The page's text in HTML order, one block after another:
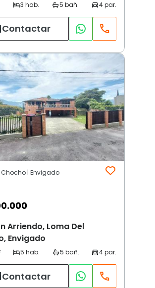
Contactar
Chocho | Envigado
Arriendo, Loma Del
Envigado
Contactar